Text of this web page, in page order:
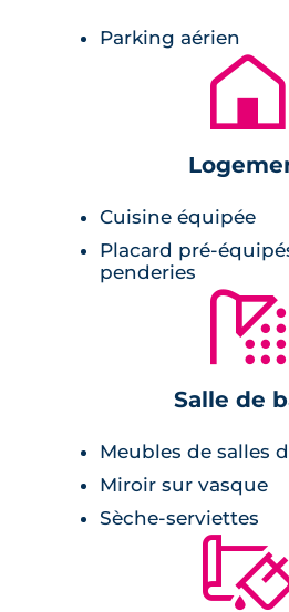
sont la promesse d'une
de votre nouveau foyer.
bénéficier d'un cadre de
Prestations du bien
carrelage en grés
balcon ou terrasses en
chauffage au gaz
peinture lisse,
Parking aérien
🏚
Cuisine équipée
Placard pré-
penderies
🚿
Salle de
Meubles de salles
Miroir sur vasque
Sèche-serviettes